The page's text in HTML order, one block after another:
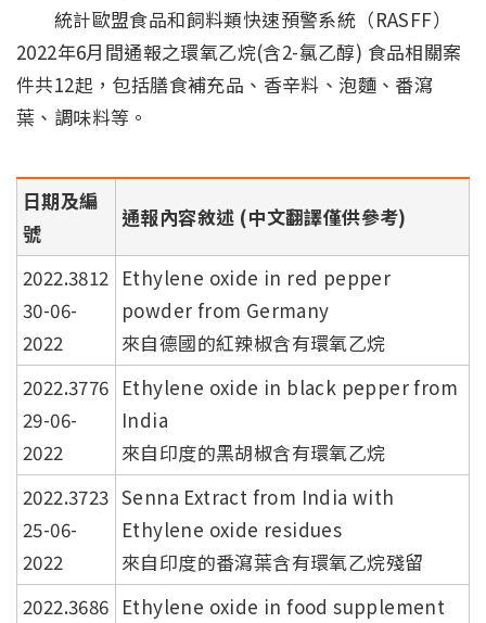
統計歐盟食品和飼料類快速預警系統（RASFF）
2022年6月間通報之環氧乙烷(含2-氯乙醇) 食品相關案
件共12起，包括膳食補充品、香辛料、泡麵、番瀉
葉、調味料等。
日期及編
號
通報內容敘述 (中文翻譯僅供參考)
2022.3812
30-06-
2022
Ethylene oxide in red pepper
powder from Germany
來自德國的紅辣椒含有環氧乙烷
2022.3776
29-06-
2022
Ethylene oxide in black pepper from
India
來自印度的黑胡椒含有環氧乙烷
2022.3723
25-06-
2022
Senna Extract from India with
Ethylene oxide residues
來自印度的番瀉葉含有環氧乙烷殘留
2022.3686 Ethylene oxide in food supplement